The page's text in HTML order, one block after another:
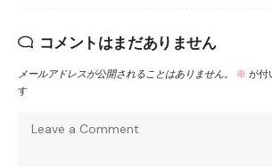
コメントはまだありません
メールアドレスが公開されることはありません。 ※ が付
す